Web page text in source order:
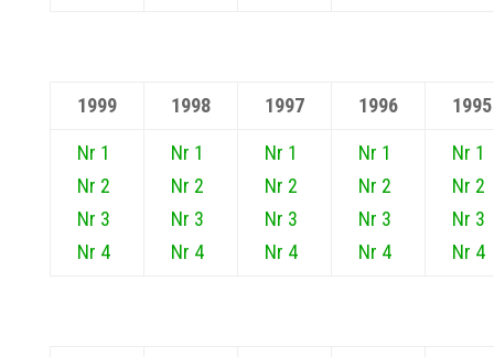
1999 1998 1997 1996 1995
Nr 1
Nr 2
Nr 3
Nr 4
Nr 1
Nr 2
Nr 3
Nr 4
Nr 1
Nr 2
Nr 3
Nr 4
Nr 1
Nr 2
Nr 3
Nr 4
Nr 1
Nr 2
Nr 3
Nr 4